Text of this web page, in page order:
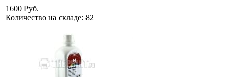
1600 Руб.
Количество на складе: 82